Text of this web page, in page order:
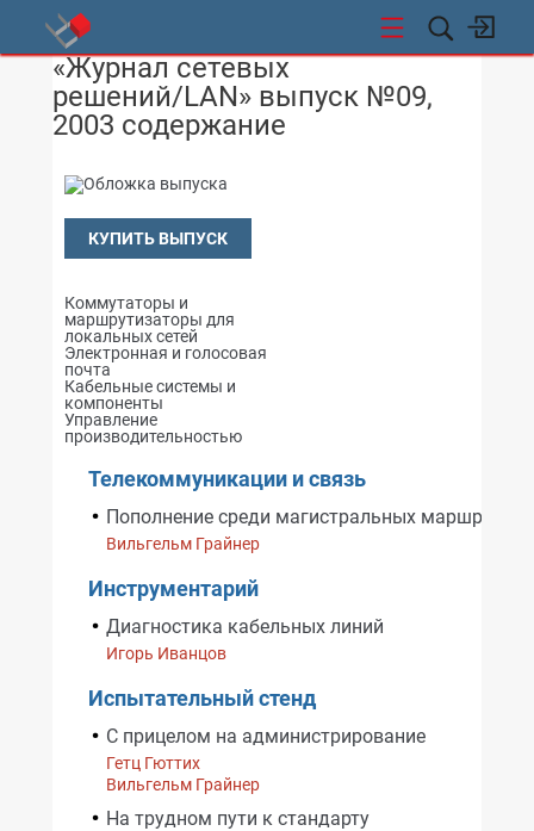
«Журнал сетевых
решений/LAN» выпуск №09,
2003 содержание
КУПИТЬ ВЫПУСК
Коммутаторы и
маршрутизаторы для
локальных сетей
Электронная и голосовая
почта
Кабельные системы и
компоненты
Управление
производительностью
Телекоммуникации и связь
Пополнение среди магистральных
Вильгельм Грайнер
Инструментарий
Диагностика кабельных линий
Игорь Иванцов
Испытательный стенд
С прицелом на администрирование
Гетц Гюттих
Вильгельм Грайнер
На трудном пути к стандарту